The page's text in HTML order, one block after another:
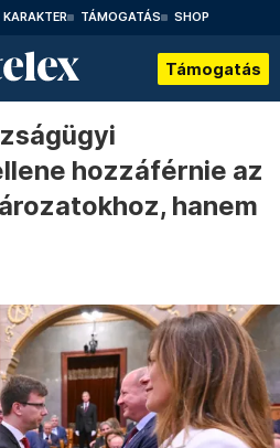
KARAKTER TÁMOGATÁS SHOP
Támogatás
hozzáférnie az
hanem